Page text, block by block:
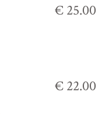
€ 25.00
€ 22.00